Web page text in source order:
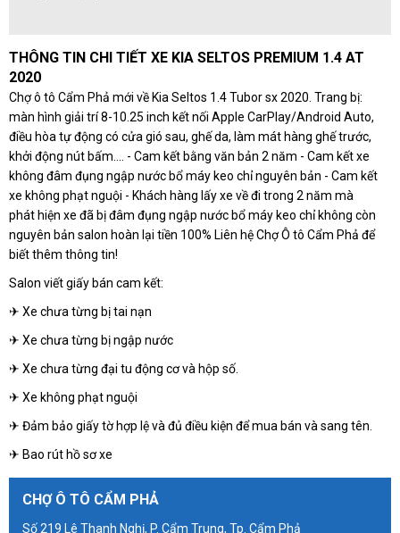
THÔNG TIN CHI TIẾT XE KIA SELTOS PREMIUM 1.4 AT
2020
Chợ ô tô Cẩm Phả mới về Kia Seltos 1.4 Tubor sx 2020. Trang bị:
màn hình giải trí 8-10.25 inch kết nối Apple CarPlay/Android Auto,
điều hòa tự động có cửa gió sau, ghế da, làm mát hàng ghế trước,
khởi động nút bấm.... - Cam kết bằng văn bản 2 năm - Cam kết xe
không đâm đụng ngập nước bổ máy keo chỉ nguyên bản - Cam kết
xe không phạt nguội - Khách hàng lấy xe về đi trong 2 năm mà
phát hiện xe đã bị đâm đụng ngập nước bổ máy keo chỉ không còn
nguyên bản salon hoàn lại tiền 100% Liên hệ Chợ Ô tô Cẩm Phả để
biết thêm thông tin!
Salon viết giấy bán cam kết:
✈ Xe chưa từng bị tai nạn
✈ Xe chưa từng bị ngập nước
✈ Xe chưa từng đại tu động cơ và hộp số.
✈ Xe không phạt nguội
✈ Đảm bảo giấy tờ hợp lệ và đủ điều kiện để mua bán và sang tên.
✈ Bao rút hồ sơ xe
CHỢ Ô TÔ CẨM PHẢ
Số 219 Lê Thanh Nghị, P. Cẩm Trung, Tp. Cẩm Phả